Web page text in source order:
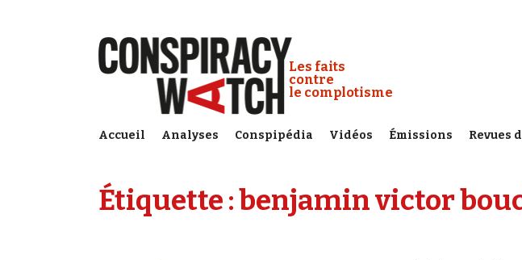
Conspiracy Watch :
Les faits
contre
le complotisme
Accueil Analyses Conspipédia Vidéos Émissions Revues
Étiquette :benjamin victor